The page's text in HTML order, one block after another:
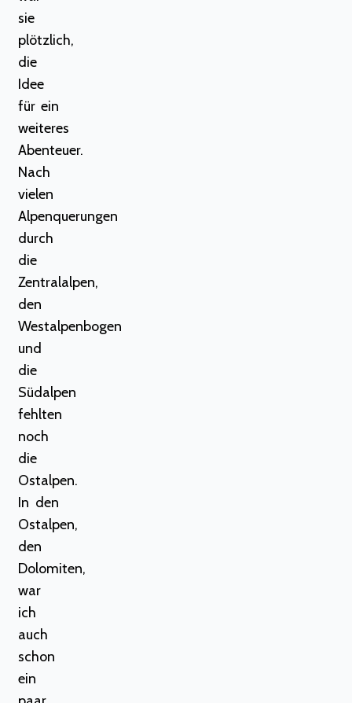
sie
plötzlich,
die
Idee
für ein
weiteres
Abenteuer.
Nach
vielen
Alpenquerungen
durch
die
Zentralalpen,
den
Westalpenbogen
und
die
Südalpen
fehlten
noch
die
Ostalpen.
In den
Ostalpen,
den
Dolomiten,
war
ich
auch
schon
ein